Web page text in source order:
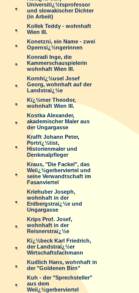
Universitï¿½tsprofessor
und slowakischer Dichter
(in Arbeit)
Kollek Teddy - wohnhaft
Wien III.
Konetzni, ein Name - zwei
Opernsï¿½ngerinnen
Konradi Inge, die
Kammerschauspielerin
wohnhaft Wien III.
Kornhï¿½usel Josef
Georg, wohnhaft auf der
Landstraï¿½e
Kï¿½rner Theodor,
wohnhaft Wien III.
Kostka Alexander,
akademischer Maler aus
der Ungargasse
Krafft Johann Peter,
Portrï¿½tist,
Historienmaler und
Denkmalpfleger
Kraus, "Die Fackel", das
Weiï¿½gerberviertel und
seine Verwandtschaft im
Fasanviertel
Kriehuber Joseph,
wohnhaft in der
Erdbergstraï¿½e und
Ungargasse
Krips Prof. Josef,
wohnhaft in der
Reisnerstraï¿½e
Kï¿½beck Karl Friedrich,
der Landstraï¿½er
Wirtschaftsfachmann
Kudlich Hans, wohnhaft in
der "Goldenen Birn"
Kuh - der "Sprechsteller"
aus dem
Weiï¿½gerberviertel